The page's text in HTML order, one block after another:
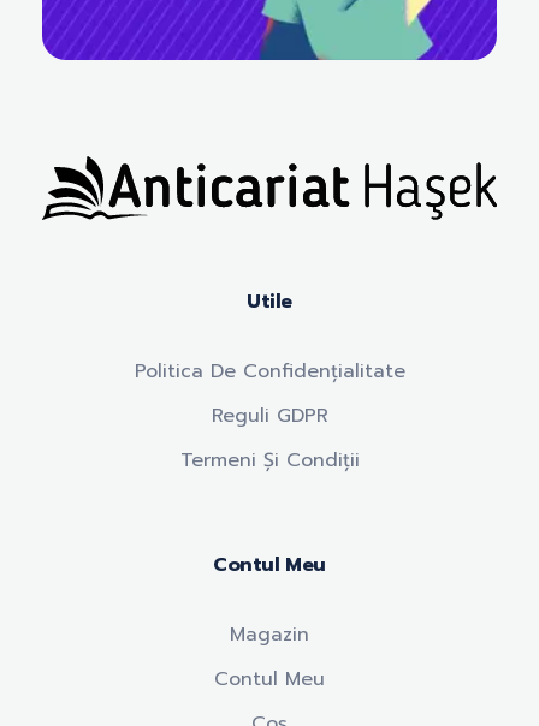
Utile
Politica De Confidențialitate
Reguli GDPR
Termeni Și Condiții
Contul Meu
Magazin
Contul Meu